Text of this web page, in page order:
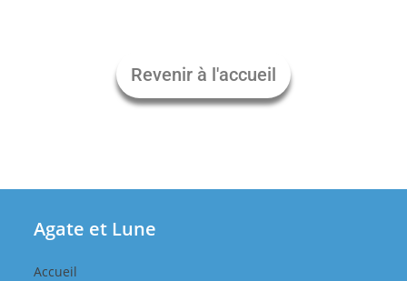
Revenir à l'accueil
Agate et Lune
Accueil